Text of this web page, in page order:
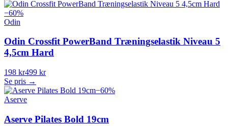
−60%
Odin
Odin Crossfit PowerBand Træningselastik Niveau 5
4,5cm Hard
198 kr499 kr
Se pris →
−60%
Aserve
Aserve Pilates Bold 19cm